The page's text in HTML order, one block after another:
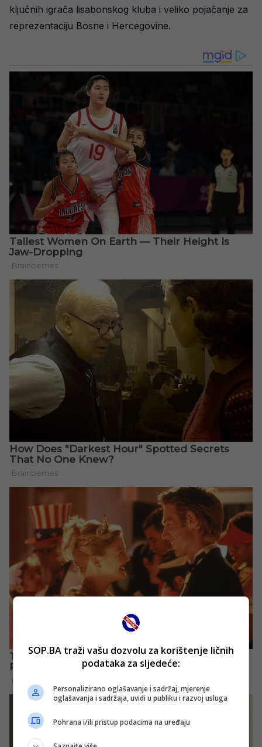
ključnih igrača lisabonskog kluba i veliko pojačanje za
reprezentaciju Bosne i Hercegovine.
SOP.BA traži vašu dozvolu za korištenje ličnih
podataka za sljedeće:
Personalizirano oglašavanje i sadržaj, mjerenje
oglašavanja i sadržaja, uvidi u publiku i razvoj usluga
Pohrana i/ili pristup podacima na uređaju